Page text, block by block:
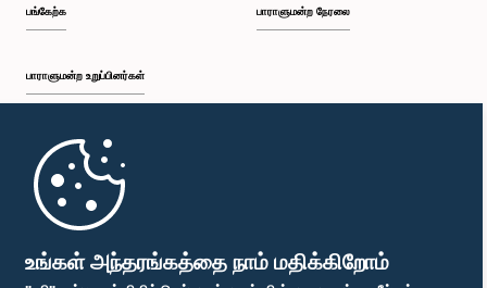
உங்கள் அந்தரங்கத்தை நாம் மதிக்கிறோம்
பி.ப. 2:30 - பி.ப. 2:39
பி.ப. 2:48 - பி.ப. 2:57
பங்கேற்க
பாராளுமன்ற உறுப்பினர்கள்
முதற்பக்கம்
பாராளுமன்ற நேரலை
பாராளுமன்ற கையடக்க செயலி